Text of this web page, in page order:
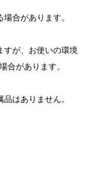
合があります。
すが、お使いの環境
合があります。
はありません。